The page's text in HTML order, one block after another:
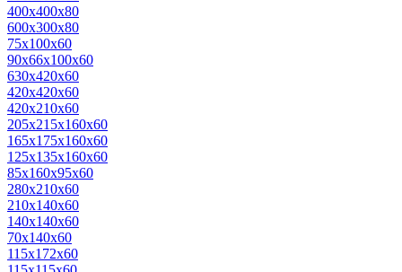
400x400x80
600x300x80
75х100х60
90х66х100х60
630x420x60
420х420х60
420х210х60
205х215x160x60
165х175х160х60
125х135х160х60
85х160х95х60
280x210x60
210х140х60
140х140х60
70х140х60
115x172x60